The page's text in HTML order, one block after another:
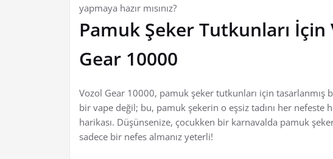
yapmaya hazır mısınız?
Pamuk Şeker Tutkunları İçin
Gear 10000
Vozol Gear 10000, pamuk şeker tutkunları için tasarlanmış
bir vape değil; bu, pamuk şekerin o eşsiz tadını her nefeste
harikası. Düşünsenize, çocukken bir karnavalda pamuk
sadece bir nefes almanız yeterli!